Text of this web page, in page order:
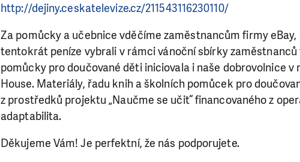
http://dejiny.ceskatelevize.cz/211543116230110/
Za pomůcky a učebnice vděčíme zaměstnancům firmy
tentokrát peníze vybrali v rámci vánoční sbírky zaměstnanců
pomůcky pro doučované děti iniciovala i naše dobrovolnice v
House. Materiály, řadu knih a školních pomůcek pro
z prostředků projektu „Naučme se učit“ financovaného z
adaptabilita.
Děkujeme Vám! Je perfektní, že nás podporujete.